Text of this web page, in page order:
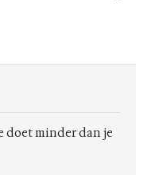
doet minder dan je